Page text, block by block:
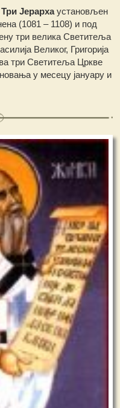
Јерархаустановљен
(1081 – 1108) и под
три велика Светитеља
Великог, Григорија
три Светитеља Цркве
у месецу јануару и